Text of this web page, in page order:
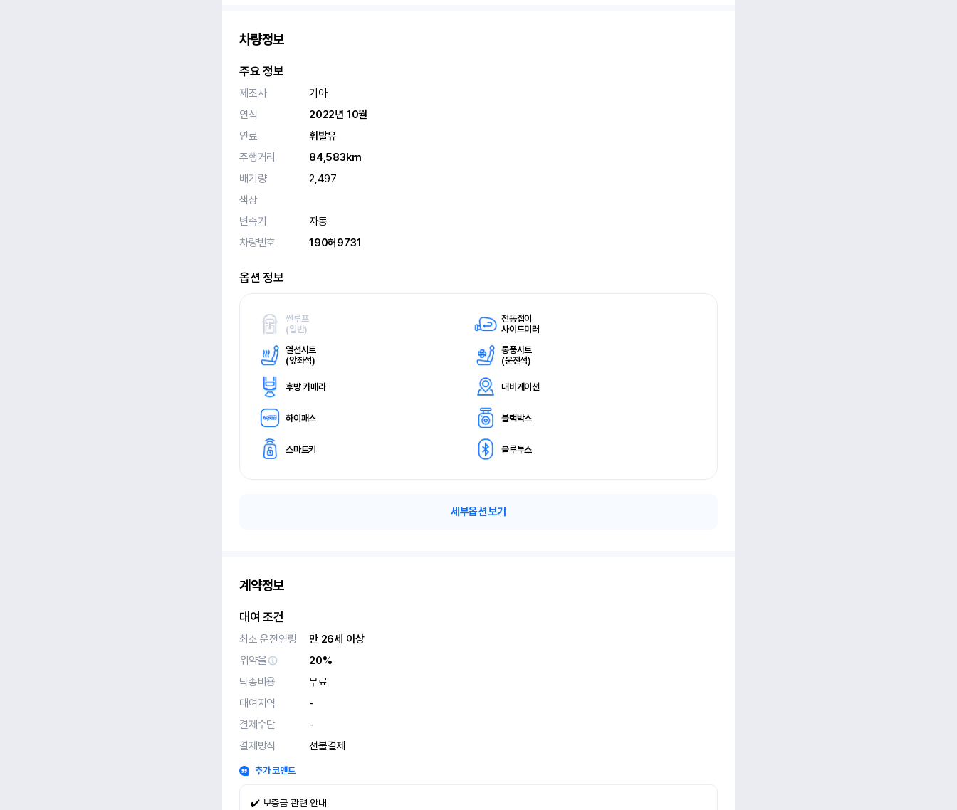
차량정보
주요 정보
제조사
기아
연식
2022년 10월
연료
휘발유
주행거리
84,583km
배기량
2,497
색상
변속기
자동
차량번호
190허9731
옵션 정보
썬루프
(일반)
전동접이
사이드미러
열선시트
(앞좌석)
통풍시트
(운전석)
후방 카메라 내비게이션
하이패스 블랙박스
스마트키 블루투스
세부옵션 보기
계약정보
대여 조건
최소 운전연령
만 26세 이상
위약율
20%
탁송비용
무료
대여지역
-
결제수단
-
결제방식
선불결제
추가 코멘트
✔️ 보증금 관련 안내